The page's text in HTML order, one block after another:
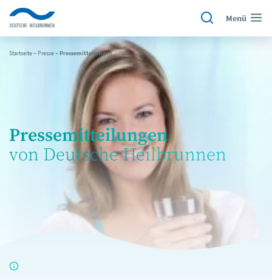
Menü
Startseite~ Presse~Pressemitteilungen
Pressemitteilungen
von Deutsche Heilbrunnen